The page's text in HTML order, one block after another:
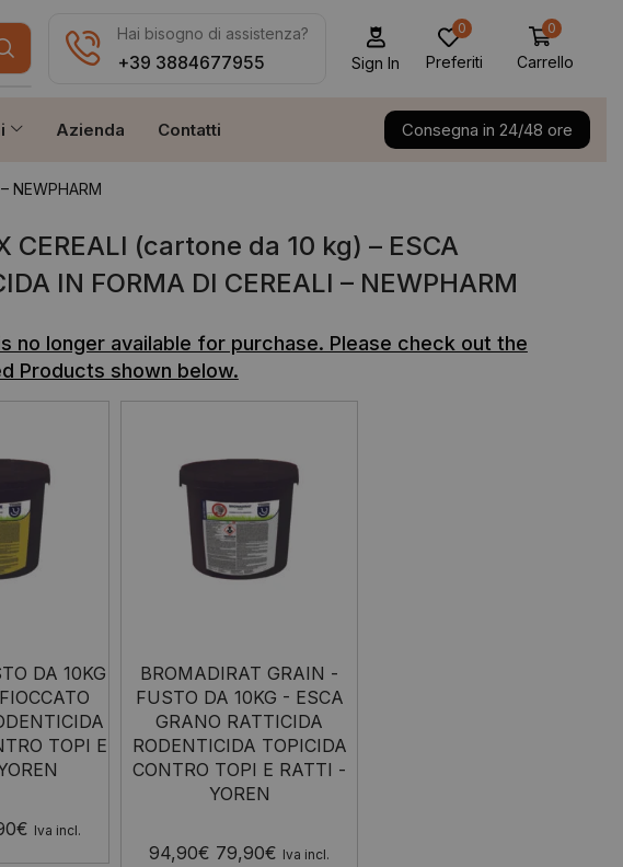
Hai bisogno di assistenza?
+39 3884677955 Sign In
0
Preferiti
0
Carrello
Azienda Contatti Consegna in 24/48 ore
NEWPHARM
CEREALI (cartone da 10 kg) – ESCA
IN FORMA DI CEREALI – NEWPHARM
no longer available for purchase. Please check out the
Products shown below.
DA 10KG
TOPI E
€ Iva incl.
BROMADIRAT GRAIN -
FUSTO DA 10KG - ESCA
GRANO RATTICIDA
RODENTICIDA TOPICIDA
CONTRO TOPI E RATTI -
YOREN
94,90€ 79,90€ Iva incl.